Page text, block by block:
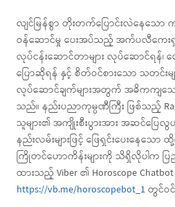
လျင်မြန်စွာ တိုးတက်ပြောင်းလဲနေသော
ဝန်ဆောင်မှု ပေးအပ်သည့် အက်ပလီကေးရှ
လုပ်ငန်းဆောင်တာများ လုပ်ဆောင်ရ
ပြောဆိုရန် နှင့် စိတ်ဝင်စားသော သတင်
လုပ်ဆောင်ချက်များအတွက် အဓိကကျသ
သည်။ နည်းပညာကုမ္ပဏီကြီး ဖြစ်သည့်
သူများ၏ အကျိုးစီးပွားအား အဆင်ပြ
နည်းလမ်းများဖြင့် ဖြေရှင်းပေးနေသ
ကြိုတင်ဟောကိန်းများကို သိရှိလိုပါက ပြ
ထားသည့် Viber ၏ Horoscope
https://vb.me/horoscopebot_1တွင်ဝ